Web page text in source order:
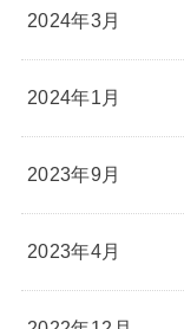
2024年3月
2024年1月
2023年9月
2023年4月